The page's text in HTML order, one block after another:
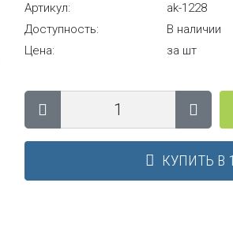
Артикул:
ak-1228
Доступность:
В наличии
Цена:
за шт
КУПИТЬ В